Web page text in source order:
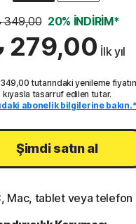
349,00 20% İNDİRİM*
279,00 İlk yıl
349,00 tutarındaki yenileme
kıyasla tasarruf edilen tutar.
abonelik bilgilerine bakın.*
Şimdi satın al
Mac, tablet veya telefon